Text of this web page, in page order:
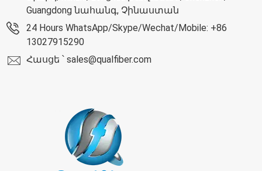
Guangdong նահանգ, Չինաստան
24 Hours WhatsApp/Skype/Wechat/Mobile: +86
13027915290
Հասցե ՝ sales@qualfiber.com